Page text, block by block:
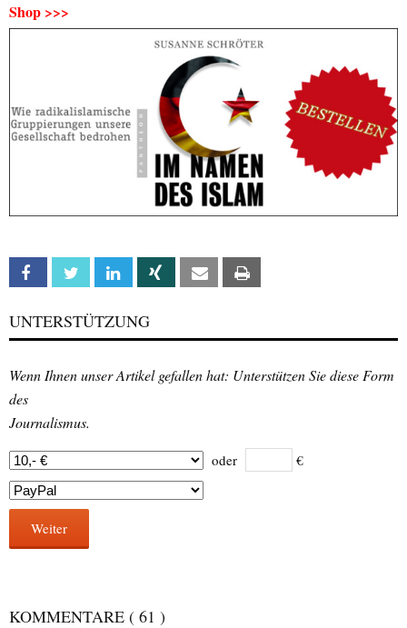
Shop >>>
Facebook Twitter Linkedin Xing Email
UNTERSTÜTZUNG
Wenn Ihnen unser Artikel gefallen hat: Unterstützen Sie diese Form
des
Journalismus.
oder €
Weiter
KOMMENTARE ( 61 )